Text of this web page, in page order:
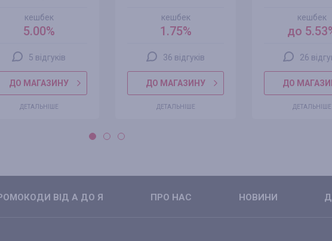
кешбек
5.00%
5 відгуків
ДО МАГАЗИНУ
ДЕТАЛЬНІШЕ
кешбек
1.75%
36 відгуків
ДО МАГАЗИНУ
ДЕТАЛЬНІШЕ
кешбек
до
26
ДО
ДЕТАЛЬНІШЕ
ВIД А ДО Я ПРО НАС НОВИНИ